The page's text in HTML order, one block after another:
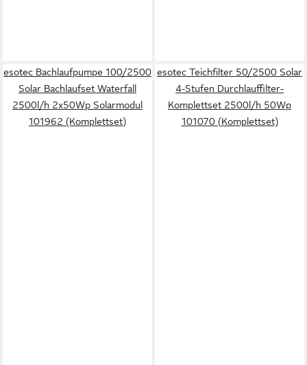
esotec Bachlaufpumpe 100/2500
Solar Bachlaufset Waterfall
2500l/h 2x50Wp Solarmodul
101962 (Komplettset)
esotec Teichfilter 50/2500 Solar
4-Stufen Durchlauffilter-
Komplettset 2500l/h 50Wp
101070 (Komplettset)